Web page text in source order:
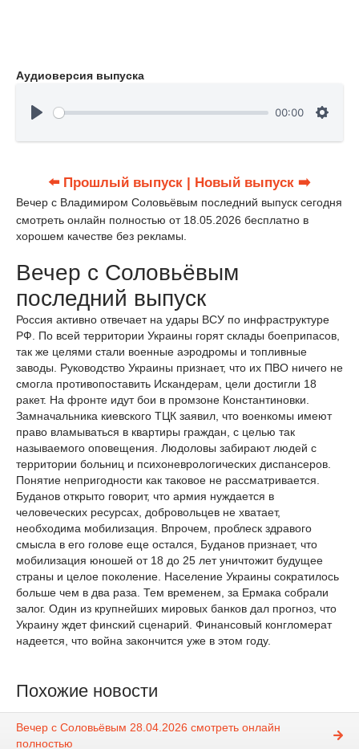
Аудиоверсия выпуска
00:00
⬅️ Прошлый выпуск | Новый выпуск ➡️
Вечер с Владимиром Соловьёвым последний выпуск сегодня
смотреть онлайн полностью от 18.05.2026 бесплатно в
хорошем качестве без рекламы.
Вечер с Соловьёвым
последний выпуск
Россия активно отвечает на удары ВСУ по инфраструктуре
РФ. По всей территории Украины горят склады боеприпасов,
так же целями стали военные аэродромы и топливные
заводы. Руководство Украины признает, что их ПВО ничего не
смогла противопоставить Искандерам, цели достигли 18
ракет. На фронте идут бои в промзоне Константиновки.
Замначальника киевского ТЦК заявил, что военкомы имеют
право вламываться в квартиры граждан, с целью так
называемого оповещения. Людоловы забирают людей с
территории больниц и психоневрологических диспансеров.
Понятие непригодности как таковое не рассматривается.
Буданов открыто говорит, что армия нуждается в
человеческих ресурсах, добровольцев не хватает,
необходима мобилизация. Впрочем, проблеск здравого
смысла в его голове еще остался, Буданов признает, что
мобилизация юношей от 18 до 25 лет уничтожит будущее
страны и целое поколение. Население Украины сократилось
больше чем в два раза. Тем временем, за Ермака собрали
залог. Один из крупнейших мировых банков дал прогноз, что
Украину ждет финский сценарий. Финансовый конгломерат
надеется, что война закончится уже в этом году.
Похожие новости
Вечер с Соловьёвым 28.04.2026 смотреть онлайн
полностью